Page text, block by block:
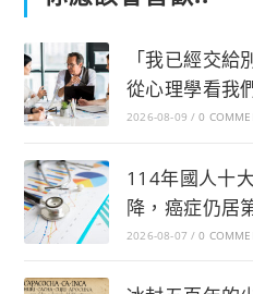
「我已經交給
從心理學看我
2026-08-09 / 0
114年國人十
降，癌症仍居
2026-08-07 / 0